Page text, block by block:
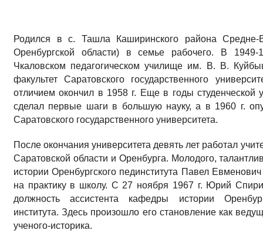
Родился в с. Ташла Каширинского района Средне-
Оренбургской области) в семье рабочего. В
Чкаловском педагогическом училище им. В. В.
факультет Саратовского государственного
отличием окончил в 1958 г. Еще в годы студенческой
сделал первые шаги в большую науку, а в 1960 г.
Саратовского государственного университета.
После окончания университета девять лет работал
Саратовской области и Оренбурга. Молодого,
истории Оренбургского пединститута Павел
на практику в школу. С 27 ноября 1967 г. Юрий
должность ассистента кафедры истории
института. Здесь произошло его становление как
ученого-историка.